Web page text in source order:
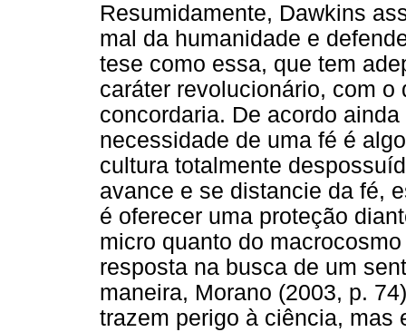
Resumidamente, Dawkins
mal da humanidade e
tese como essa, que tem
caráter revolucionário, com o
concordaria. De acordo
necessidade de uma fé é
cultura totalmente
avance e se distancie da fé,
é oferecer uma proteção
micro quanto do
resposta na busca de um
maneira, Morano (2003, p.
trazem perigo à ciência, mas